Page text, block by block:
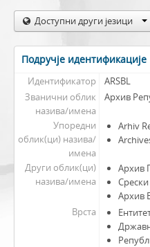
Доступни други језици
Подручје идентификације
Идентификатор
ARSBL
Званични облик
назива/имена
Архив
Упоредни
облик(ци) назива/
имена
Arhiv
Други облик(ци)
назива/имена
Архив
Архив
Врста